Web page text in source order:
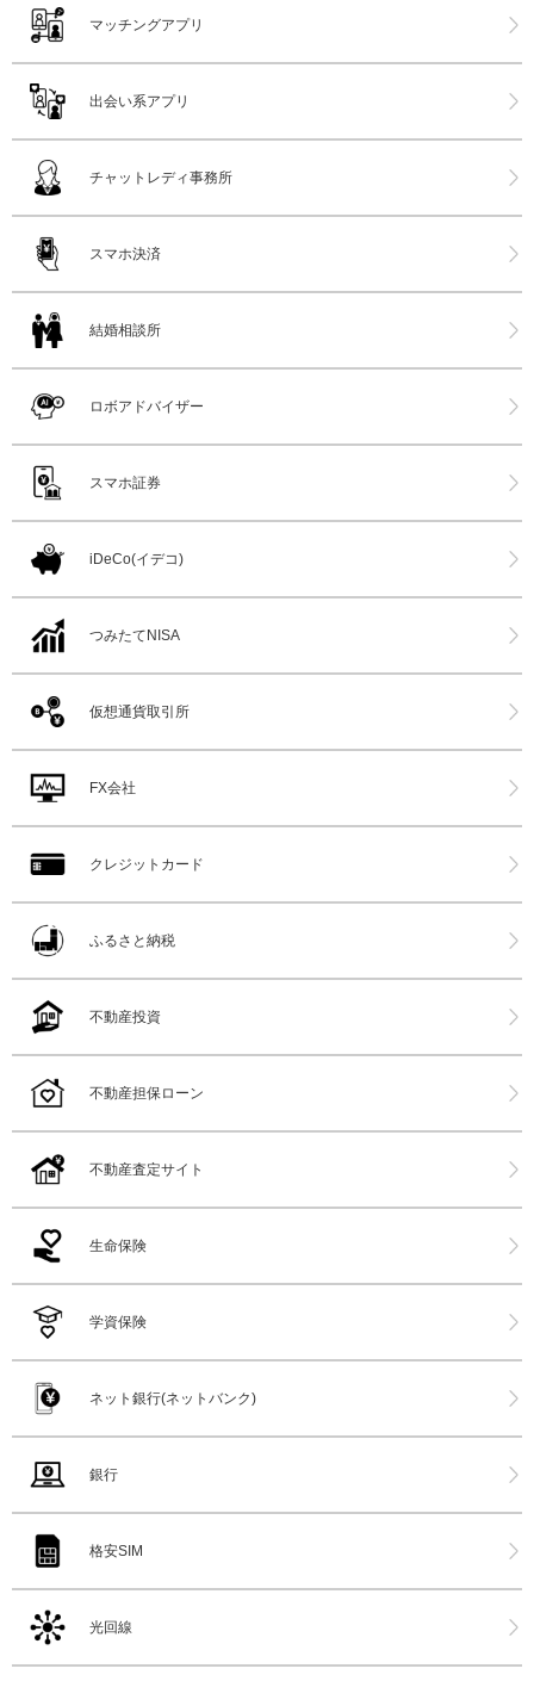
マッチングアプリ
出会い系アプリ
チャットレディ事務所
スマホ決済
結婚相談所
ロボアドバイザー
スマホ証券
iDeCo(イデコ)
つみたてNISA
仮想通貨取引所
FX会社
クレジットカード
ふるさと納税
不動産投資
不動産担保ローン
不動産査定サイト
生命保険
学資保険
ネット銀行(ネットバンク)
銀行
格安SIM
光回線